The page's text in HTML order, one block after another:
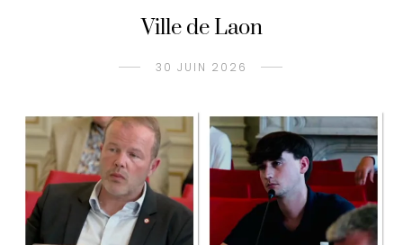
Ville de Laon
30 JUIN 2026